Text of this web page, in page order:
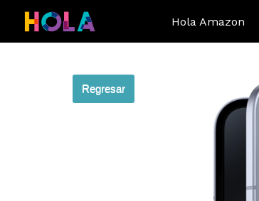
Hola Amazon
Regresar